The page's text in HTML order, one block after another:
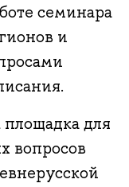
семинара
и
для
вопросов